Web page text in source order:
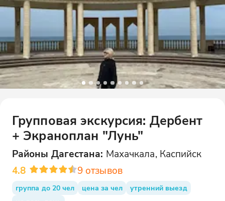
Групповая экскурсия: Дербент
+ Экраноплан "Лунь"
Районы Дагестана: Махачкала, Каспийск
4.8
9 отзывов
группа до 20 чел цена за чел
утренний выезд